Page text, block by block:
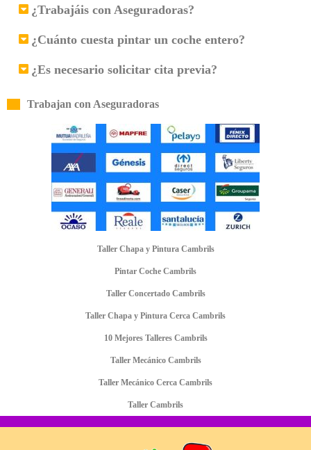
¿Trabajáis con Aseguradoras?
¿Cuánto cuesta pintar un coche entero?
¿Es necesario solicitar cita previa?
Trabajan con Aseguradoras
Taller Chapa y Pintura Cambrils
Pintar Coche Cambrils
Taller Concertado Cambrils
Taller Chapa y Pintura Cerca Cambrils
10 Mejores Talleres Cambrils
Taller Mecánico Cambrils
Taller Mecánico Cerca Cambrils
Taller Cambrils